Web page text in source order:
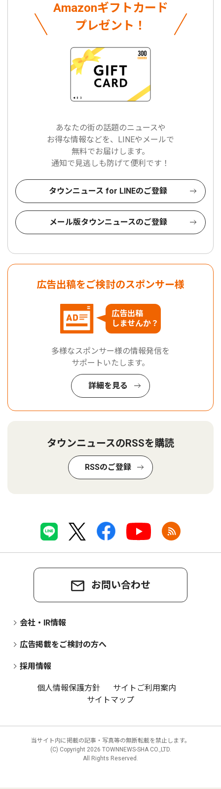
Amazonギフトカード
プレゼント！
あなたの街の話題のニュースや
お得な情報などを、LINEやメールで
無料でお届けします。
通知で見逃しも防げて便利です！
タウンニュース for LINEのご登録
メール版タウンニュースのご登録
広告出稿をご検討のスポンサー様
広告出稿
しませんか？
多様なスポンサー様の情報発信を
サポートいたします。
詳細を見る
タウンニュースのRSSを購読
RSSのご登録
お問い合わせ
会社・IR情報
広告掲載をご検討の方へ
採用情報
個人情報保護方針
サイトご利用案内
サイトマップ
当サイト内に掲載の記事・写真等の無断転載を禁止します。
(C) Copyright 2026 TOWNNEWS-SHA CO.,LTD.
All Rights Reserved.